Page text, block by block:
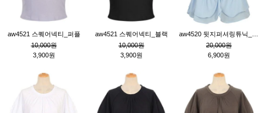
aw4521 스퀘어넥티_퍼플
10,000원
3,900원
aw4521 스퀘어넥티_블랙
10,000원
3,900원
20,000원
6,900원